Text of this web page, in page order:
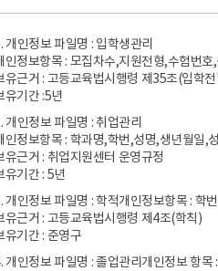
개인정보 파일명 : 입학생관리
인정보항목 : 모집차수,지원전형,수험번
유근거 : 고등교육법시행령 제35조(입학
유기간 :5년
개인정보 파일명 : 취업관리
인정보항목 : 학과명,학번,성명,생년월일,
유근거 : 취업지원센터 운영규정
유기간 : 5년
개인정보 파일명 : 학적개인정보항목 : 학
유근거 : 고등교육법시행령 제4조(학칙)
유기간 : 준영구
개인정보 파일명 : 졸업관리개인정보 항